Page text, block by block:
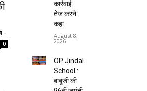
-
0
कार्रवाई
तेज करने
कहा
August 8,
2026
OP Jindal
School :
बाबूजी की